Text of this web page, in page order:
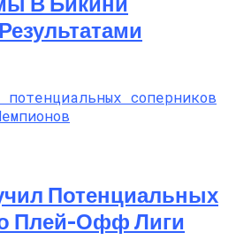
Потенциальных
Плей-Офф Лиги